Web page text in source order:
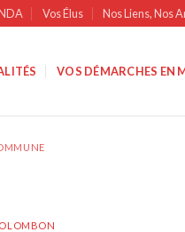
Vos Élus Nos Liens, Nos
VOS DÉMARCHES EN